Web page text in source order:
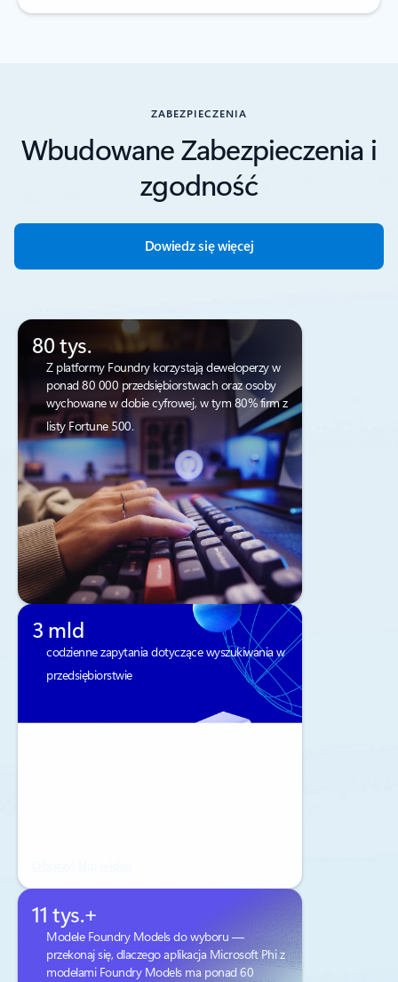
ZABEZPIECZENIA
Wbudowane Zabezpie­czenia i
zgodność
Dowiedz się więcej
80 tys.
Z platformy Foundry korzystają deweloperzy w
ponad 80 000 przedsiębiorstwach oraz osoby
wychowane w dobie cyfrowej, w tym 80% firm z
listy Fortune 500.
3 mld
codzienne zapytania dotyczące wyszukiwania w
przedsiębiorstwie
11 tys.+
Modele Foundry Models do wyboru —
przekonaj się, dlaczego aplikacja Microsoft Phi z
modelami Foundry Models ma ponad 60